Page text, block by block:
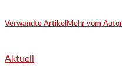
Verwandte Artikel Mehr vom Autor
Aktuell